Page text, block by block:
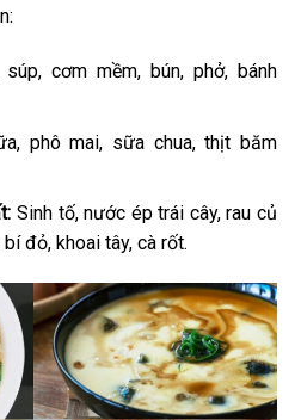
cơm mềm, bún, phở, bánh
phô mai, sữa chua, thịt băm
Sinh tố, nước ép trái cây, rau củ
đỏ, khoai tây, cà rốt.